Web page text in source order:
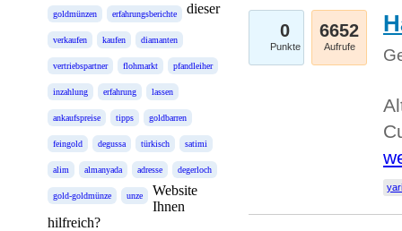
goldmünzen erfahrungsberichte
verkaufen kaufen diamanten
vertriebspartner flohmarkt pfandleiher
inzahlung erfahrung lassen
ankaufspreise tipps goldbarren
feingold degussa türkisch satimi
alim almanyada adresse degerloch
gold-goldmünze unze
dieser
Website
Ihnen
hilfreich?
0
Punkte
6652
Aufrufe